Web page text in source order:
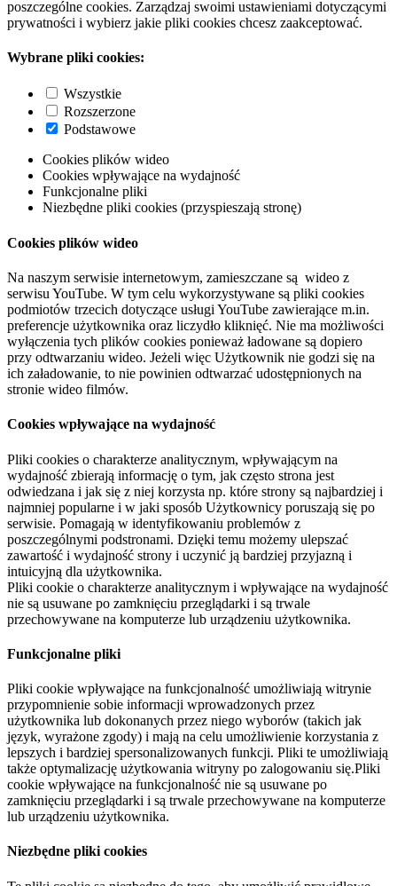
poszczególne cookies. Zarządzaj swoimi ustawieniami dotyczącymi
prywatności i wybierz jakie pliki cookies chcesz zaakceptować.
Wybrane pliki cookies:
Wszystkie
Rozszerzone
Podstawowe
Cookies plików wideo
Cookies wpływające na wydajność
Funkcjonalne pliki
Niezbędne pliki cookies (przyspieszają stronę)
Cookies plików wideo
Na naszym serwisie internetowym, zamieszczane są wideo z
serwisu YouTube. W tym celu wykorzystywane są pliki cookies
podmiotów trzecich dotyczące usługi YouTube zawierające m.in.
preferencje użytkownika oraz liczydło kliknięć. Nie ma możliwości
wyłączenia tych plików cookies ponieważ ładowane są dopiero
przy odtwarzaniu wideo. Jeżeli więc Użytkownik nie godzi się na
ich załadowanie, to nie powinien odtwarzać udostępnionych na
stronie wideo filmów.
Cookies wpływające na wydajność
Pliki cookies o charakterze analitycznym, wpływającym na
wydajność zbierają informację o tym, jak często strona jest
odwiedzana i jak się z niej korzysta np. które strony są najbardziej i
najmniej popularne i w jaki sposób Użytkownicy poruszają się po
serwisie. Pomagają w identyfikowaniu problemów z
poszczególnymi podstronami. Dzięki temu możemy ulepszać
zawartość i wydajność strony i uczynić ją bardziej przyjazną i
intuicyjną dla użytkownika.
Pliki cookie o charakterze analitycznym i wpływające na wydajność
nie są usuwane po zamknięciu przeglądarki i są trwale
przechowywane na komputerze lub urządzeniu użytkownika.
Funkcjonalne pliki
Pliki cookie wpływające na funkcjonalność umożliwiają witrynie
przypomnienie sobie informacji wprowadzonych przez
użytkownika lub dokonanych przez niego wyborów (takich jak
język, wyrażone zgody) i mają na celu umożliwienie korzystania z
lepszych i bardziej spersonalizowanych funkcji. Pliki te umożliwiają
także optymalizację użytkowania witryny po zalogowaniu się.Pliki
cookie wpływające na funkcjonalność nie są usuwane po
zamknięciu przeglądarki i są trwale przechowywane na komputerze
lub urządzeniu użytkownika.
Niezbędne pliki cookies